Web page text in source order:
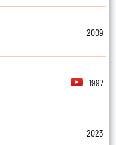
2009
1997
2023